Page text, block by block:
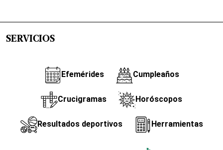
SERVICIOS
Efemérides Cumpleaños
Crucigramas Horóscopos
Resultados deportivos Herramientas